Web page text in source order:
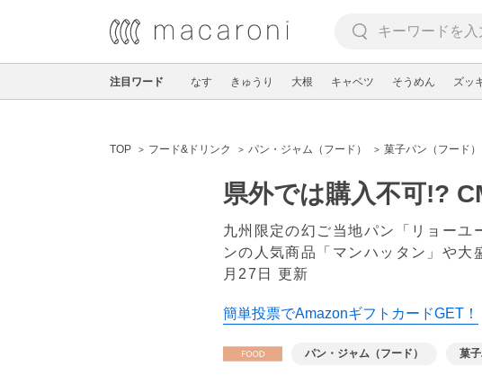
注目ワード なす きゅうり 大根 キャベツ そうめん ズッ
TOP フード&ドリンク パン・ジャム（フード） 菓子パン（フード）
県外では購入不可!?
九州限定の幻ご当地パン「リョー
ンの人気商品「マンハッタン」や
月27日 更新
簡単投票でAmazonギフトカードGET！
パン・ジャム（フード） 菓子